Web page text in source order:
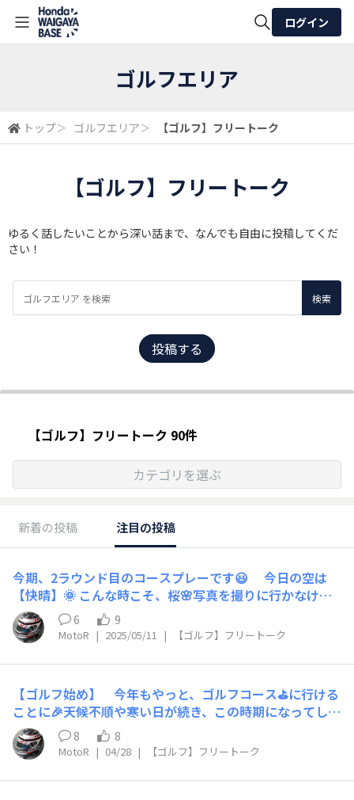
ログイン
ゴルフエリア
トップ＞ ゴルフエリア＞ 【ゴルフ】フリートーク
【ゴルフ】フリートーク
ゆるく話したいことから深い話まで、なんでも自由に投稿してくだ
さい！
投稿する
【ゴルフ】フリートーク 90件
カテゴリを選ぶ
新着の投稿 注目の投稿
今期、2ラウンド目のコースプレーです😃 今日の空は
【快晴】🌞 こんな時こそ、桜🌸写真を撮りに行かなけれ
ばならないのに… （夜明け前に、行って来ました～） ゴ
ルフ場⛳は予約制なので、急な変更は出来ません😓 （大
雨だったら、キャンセルしちゃうけど…） 先日プレー
した「太平洋クラブ白河リゾート」とは隣り合わせ 今日
メドウゴルフ倶楽部」です😄 先ず、いい訳から入りま
す😅 快晴ですが、天空と言うだけあって 凄い風です😥…
寒いです🥶… 依って、スコアーは推して知るべし…
「今年こそは3桁をたたかないゾ！」 早くも断念した次
いました😂 （夫婦円満の秘訣です）
6 9
MotoR | 2025/05/11 | 【ゴルフ】フリートーク
【ゴルフ始め】 今年もやっと、ゴルフコース⛳に行ける
ことに🎉天候不順や寒い日が続き、この時期になってしま
いました…山荘整備のご褒美で、毎度お馴染みの「太平洋
クラブ 白河リゾート」へ標高1,000ｍの高地なので、最高
気温は13℃3月の首都圏近郊でプレーするのと、変わりま
せん😥 ココがお気に入りの訳は、コース内にカート乗
8 8
MotoR | 04/28 | 【ゴルフ】フリートーク